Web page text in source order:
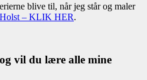
blive til, når jeg står og maler
– KLIK HER.
vil du lære alle mine